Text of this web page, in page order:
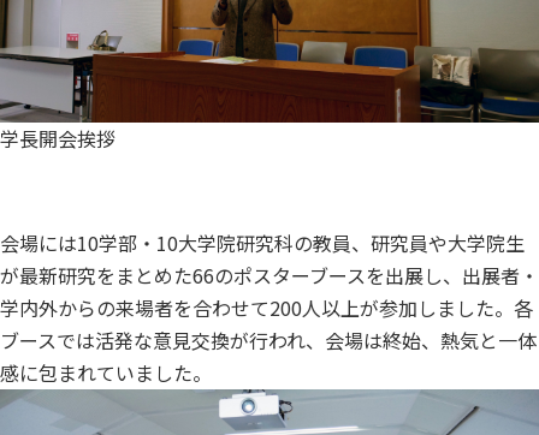
学長開会挨拶
会場には10学部・10大学院研究科の教員、研究員や大学院生
が最新研究をまとめた66のポスターブースを出展し、出展者・
学内外からの来場者を合わせて200人以上が参加しました。各
ブースでは活発な意見交換が行われ、会場は終始、熱気と一体
感に包まれていました。